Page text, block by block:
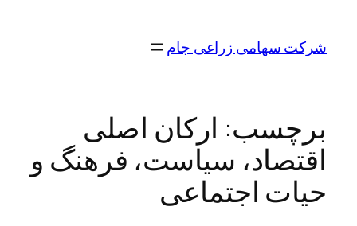
محتواشرکت سهامی زراعی جام
برچسب: ارکان اصلی
اقتصاد، سیاست، فرهنگ و
حیات اجتماعی